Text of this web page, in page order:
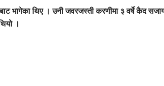
भागेका थिए । उनी जवरजस्ती करणीमा ३ वर्षे कैद
।